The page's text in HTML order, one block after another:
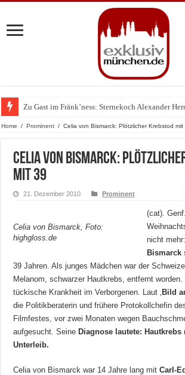
Zu Gast im Fränk’ness: Sternekoch Alexander
Warum München gerade zum Treffpunkt der
Home / Prominent / Celia von Bismarck: Plötzlicher Krebstod mit
Celia von Bismarck:
mit 39
21. Dezember 2010 Prominent
Celia von Bismarck, Foto:
highgloss.de
(cat).
nicht
Bismarck
39 Jahren. Als junges Mädchen war der
Melanom, schwarzer Hautkrebs, entfernt
tückische Krankheit im Verborgenen. Laut ‚ Bild
die Politikberaterin und frühere Protokollchefin
Filmfestes, vor zwei Monaten wegen
aufgesucht. Seine Diagnose lautete:
Unterleib.
Celia von Bismarck war 14 Jahre lang mit Carl-